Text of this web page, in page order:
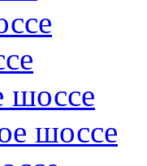
шоссе
шоссе